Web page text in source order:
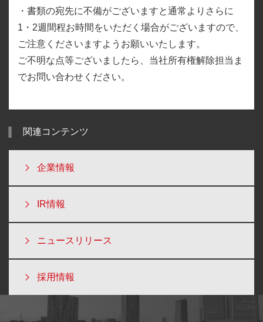
・書類の宛先に不備がございますと通常よりさらに
1・2週間程お時間をいただく場合がございますので、
ご注意くださいますようお願いいたします。
ご不明な点等ございましたら、当社所有権解除担当ま
でお問い合わせください。
関連コンテンツ
企業情報
IR情報
ニュースリリース
採用情報